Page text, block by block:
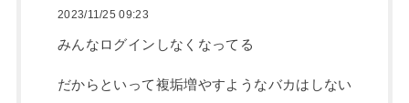
2023/11/25 09:23
みんなログインしなくなってる
だからといって複垢増やすようなバカはしない